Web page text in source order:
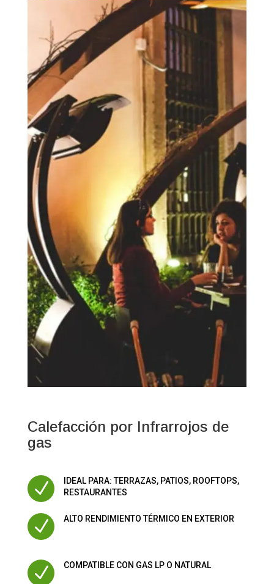
Calefacción por Infrarrojos de
gas
N
IDEAL PARA: TERRAZAS, PATIOS, ROOFTOPS,
RESTAURANTES
N ALTO RENDIMIENTO TÉRMICO EN EXTERIOR
N COMPATIBLE CON GAS LP O NATURAL